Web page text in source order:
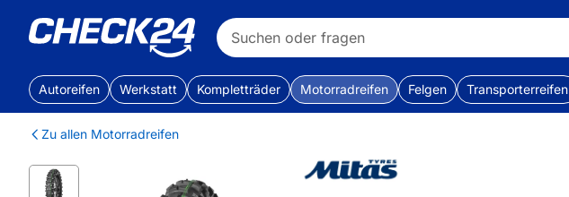
Autoreifen Werkstatt Kompletträder Motorradreifen Felgen Transporterreifen
Zu allen Motorradreifen